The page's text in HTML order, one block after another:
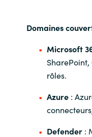
Domaines
Microsoft
rôles.
Azure:
Defender: